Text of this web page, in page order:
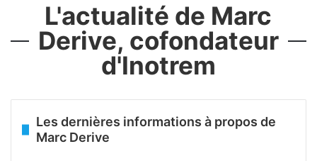
L'actualité de Marc
Derive, cofondateur
d'Inotrem
Les dernières informations à propos de
Marc Derive